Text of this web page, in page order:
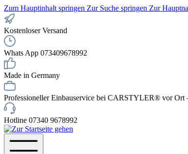
Zum Hauptinhalt springen Zur Suche springen Zur
Kostenloser Versand
Whats App 073409678992
Made in Germany
Professioneller Einbauservice bei CARSTYLER® vor Ort
Hotline 07340 9678992